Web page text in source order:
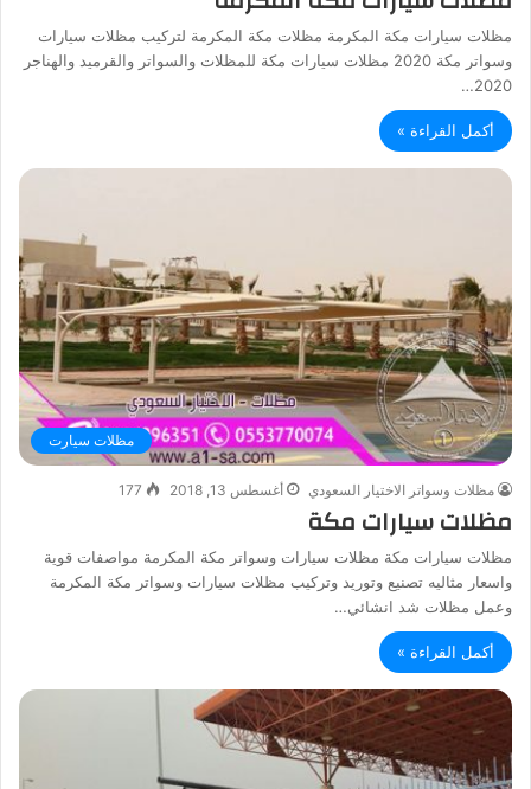
مظلات سيارات مكة المكرمة مظلات مكة المكرمة لتركيب مظلات سيارات
وسواتر مكة 2020 مظلات سيارات مكة للمظلات والسواتر والقرميد والهناجر
2020…
أكمل القراءة »
مظلات سيارت
مظلات وسواتر الاختيار السعودي أغسطس 13, 2018 177
مظلات سيارات مكة
مظلات سيارات مكة مظلات سيارات وسواتر مكة المكرمة مواصفات قوية
واسعار مثاليه تصنيع وتوريد وتركيب مظلات سيارات وسواتر مكة المكرمة
وعمل مظلات شد انشائي…
أكمل القراءة »